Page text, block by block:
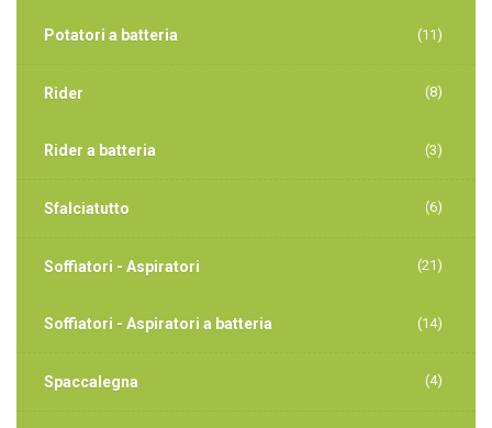
Potatori a batteria (11)
Rider (8)
Rider a batteria (3)
Sfalciatutto (6)
Soffiatori - Aspiratori (21)
Soffiatori - Aspiratori a batteria (14)
Spaccalegna (4)